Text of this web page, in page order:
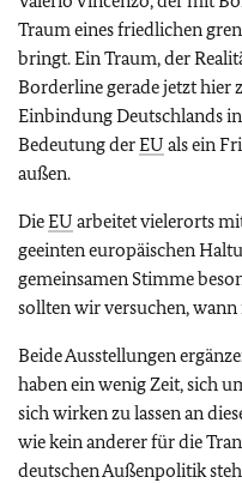
Traum eines friedlichen
bringt. Ein Traum, der
Borderline gerade jetzt hier
Einbindung Deutschlands
Bedeutung derEU als ein
außen.
DieEU arbeitet vielerorts
geeinten europäischen
gemeinsamen Stimme
sollten wir versuchen,
Beide Ausstellungen
haben ein wenig Zeit, sich
sich wirken zu lassen an
wie kein anderer für die
deutschen Außenpolitik